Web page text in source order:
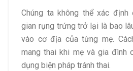
Chúng ta không thể xác
gian rụng trứng trở lại là bao
vào cơ địa của từng mẹ.
mang thai khi mẹ và gia đình
dụng biện pháp tránh thai.